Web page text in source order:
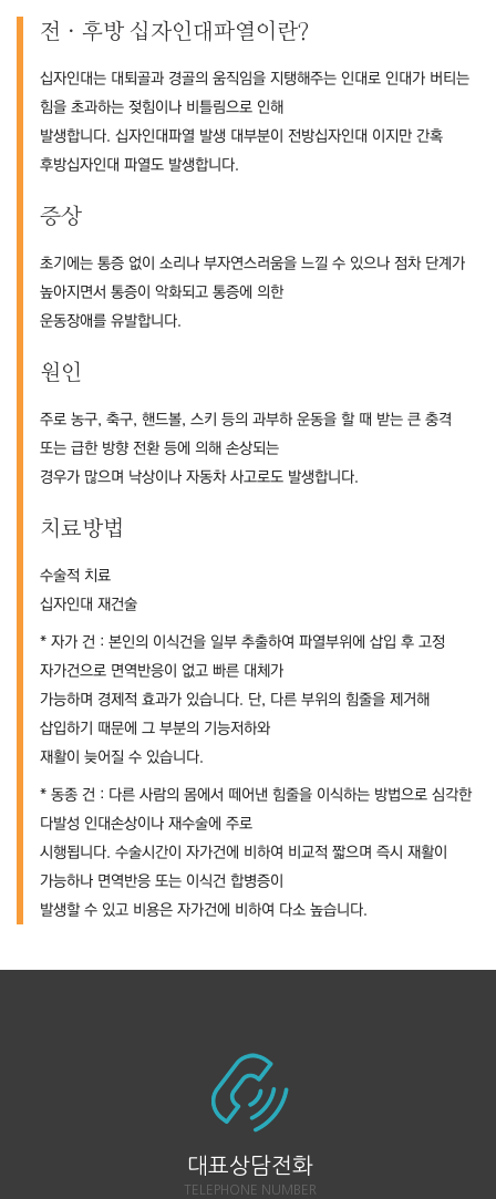
전ㆍ후방 십자인대파열이란?
십자인대는 대퇴골과 경골의 움직임을 지탱해주는 인대로 인대가 버티는
힘을 초과하는 젖힘이나 비틀림으로 인해
발생합니다. 십자인대파열 발생 대부분이 전방십자인대 이지만 간혹
후방십자인대 파열도 발생합니다.
증상
초기에는 통증 없이 소리나 부자연스러움을 느낄 수 있으나 점차 단계가
높아지면서 통증이 악화되고 통증에 의한
운동장애를 유발합니다.
원인
주로 농구, 축구, 핸드볼, 스키 등의 과부하 운동을 할 때 받는 큰 충격
또는 급한 방향 전환 등에 의해 손상되는
경우가 많으며 낙상이나 자동차 사고로도 발생합니다.
치료방법
수술적 치료
십자인대 재건술
* 자가 건 : 본인의 이식건을 일부 추출하여 파열부위에 삽입 후 고정
자가건으로 면역반응이 없고 빠른 대체가
가능하며 경제적 효과가 있습니다. 단, 다른 부위의 힘줄을 제거해
삽입하기 때문에 그 부분의 기능저하와
재활이 늦어질 수 있습니다.
* 동종 건 : 다른 사람의 몸에서 떼어낸 힘줄을 이식하는 방법으로 심각한
다발성 인대손상이나 재수술에 주로
시행됩니다. 수술시간이 자가건에 비하여 비교적 짧으며 즉시 재활이
가능하나 면역반응 또는 이식건 합병증이
발생할 수 있고 비용은 자가건에 비하여 다소 높습니다.
대표상담전화
TELEPHONE NUMBER